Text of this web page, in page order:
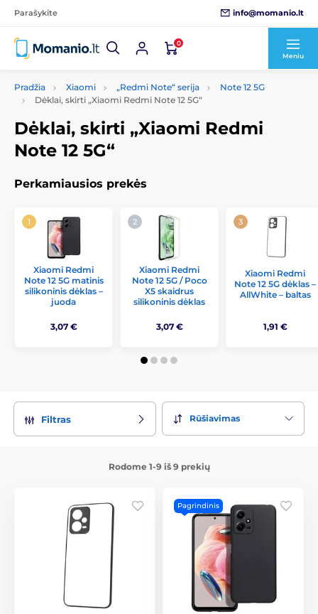
Parašykite info@momanio.lt
0
Meniu
Pradžia Xiaomi „Redmi Note“ serija
Note 12 5G
Dėklai, skirti „Xiaomi Redmi Note 12 5G“
Dėklai, skirti „Xiaomi Redmi
Note 12 5G“
Perkamiausios prekės
Xiaomi Redmi
Note 12 5G matinis
silikoninis dėklas –
juoda
3,07 €
Xiaomi Redmi
Note 12 5G / Poco
X5 skaidrus
silikoninis dėklas
3,07 €
Xiaomi Redmi
Note 12 5G dėklas –
AllWhite – baltas
1,91 €
Filtras Rūšiavimas
Rodome 1-9 iš 9 prekių
Pagrindinis